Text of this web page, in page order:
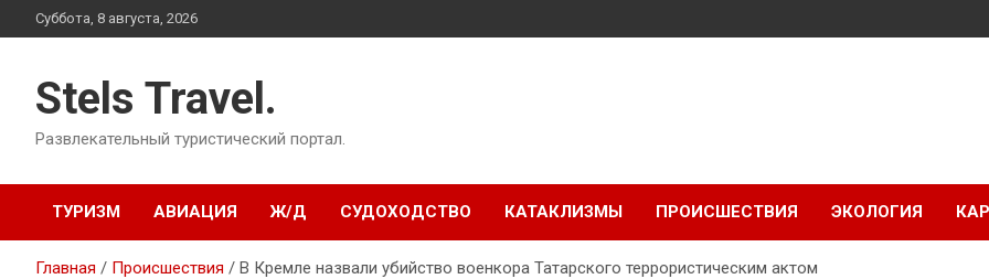
Перейти
к
Суббота, 8 августа, 2026
Stels Travel.
Развлекательный туристический портал.
ТУРИЗМ АВИАЦИЯ Ж/Д СУДОХОДСТВО КАТАКЛИЗМЫ ПРОИСШЕСТВИЯ ЭКОЛОГИЯ
Главная Происшествия В Кремле назвали убийство военкора Татарского террористическим актом